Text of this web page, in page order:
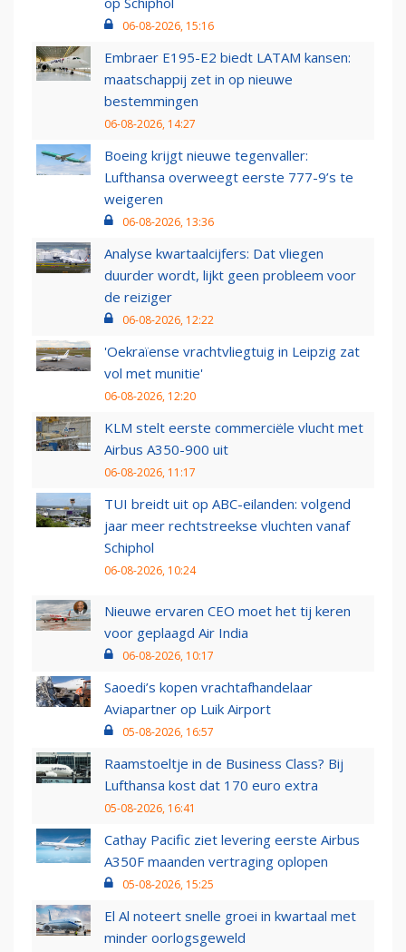
06-08-2026, 15:16
Embraer E195-E2 biedt LATAM kansen:
maatschappij zet in op nieuwe
bestemmingen
06-08-2026, 14:27
Boeing krijgt nieuwe tegenvaller:
Lufthansa overweegt eerste 777-9’s te
weigeren
06-08-2026, 13:36
Analyse kwartaalcijfers: Dat vliegen
duurder wordt, lijkt geen probleem voor
de reiziger
06-08-2026, 12:22
'Oekraïense vrachtvliegtuig in Leipzig zat
vol met munitie'
06-08-2026, 12:20
KLM stelt eerste commerciële vlucht met
Airbus A350-900 uit
06-08-2026, 11:17
TUI breidt uit op ABC-eilanden: volgend
jaar meer rechtstreekse vluchten vanaf
Schiphol
06-08-2026, 10:24
Nieuwe ervaren CEO moet het tij keren
voor geplaagd Air India
06-08-2026, 10:17
Saoedi’s kopen vrachtafhandelaar
Aviapartner op Luik Airport
05-08-2026, 16:57
Raamstoeltje in de Business Class? Bij
Lufthansa kost dat 170 euro extra
05-08-2026, 16:41
Cathay Pacific ziet levering eerste Airbus
A350F maanden vertraging oplopen
05-08-2026, 15:25
El Al noteert snelle groei in kwartaal met
minder oorlogsgeweld